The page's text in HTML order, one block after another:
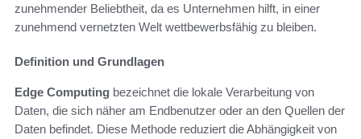
zunehmender Beliebtheit, da es Unternehmen hilft, in einer
zunehmend vernetzten Welt wettbewerbsfähig zu bleiben.
Definition und Grundlagen
Edge Computing bezeichnet die lokale Verarbeitung von
Daten, die sich näher am Endbenutzer oder an den Quellen der
Daten befindet. Diese Methode reduziert die Abhängigkeit von